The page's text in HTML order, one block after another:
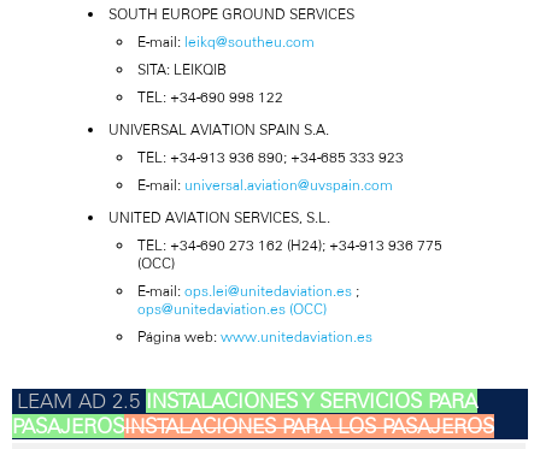
SOUTH EUROPE GROUND SERVICES
E-mail: leikq@southeu.com
SITA: LEIKQIB
TEL: +34-690 998 122
UNIVERSAL AVIATION SPAIN S.A.
TEL: +34-913 936 890; +34-685 333 923
E-mail: universal.aviation@uvspain.com
UNITED AVIATION SERVICES, S.L.
TEL: +34-690 273 162 (H24); +34-913 936 775
(OCC)
E-mail: ops.lei@unitedaviation.es ;
ops@unitedaviation.es (OCC)
Página web: www.unitedaviation.es
INSTALACIONES Y SERVICIOS PARA
PASAJEROSINSTALACIONES PARA LOS PASAJEROS